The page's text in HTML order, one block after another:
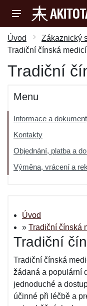
Úvod
Zákaznický
Tradiční čínská
Tradiční
Menu
Informace a
Kontakty
Objednání, platba a
Výměna, vrácení a
Úvod
» Tradiční čínská
Tradiční
Tradiční čínská
žádaná a populární
jednoduché a
účinné při léčbě a